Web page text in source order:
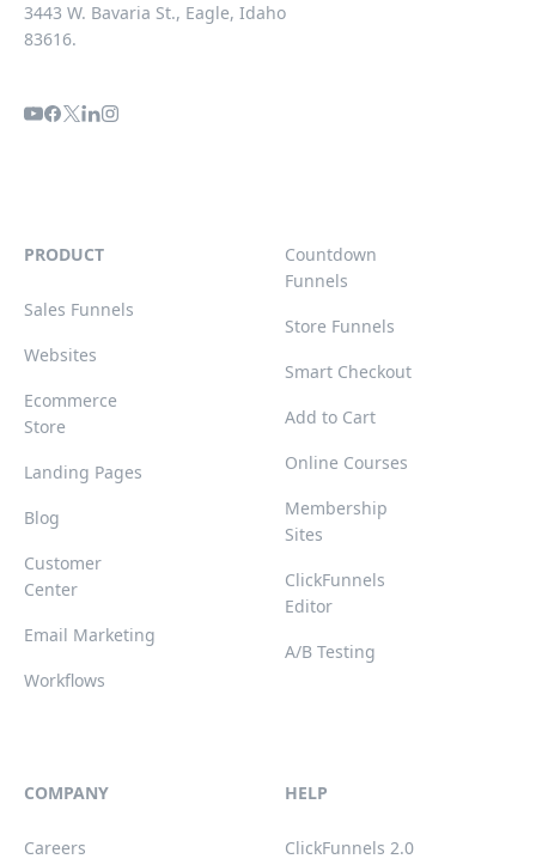
3443 W. Bavaria St., Eagle, Idaho
83616.
PRODUCT
Sales Funnels
Websites
Ecommerce
Store
Landing Pages
Blog
Customer
Center
Email Marketing
Workflows
Countdown
Funnels
Store Funnels
Smart Checkout
Add to Cart
Online Courses
Membership
Sites
ClickFunnels
Editor
A/B Testing
COMPANY
Careers
HELP
ClickFunnels 2.0